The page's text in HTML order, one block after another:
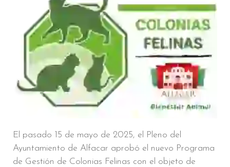
El pasado 15 de mayo de 2025, el Pleno del
Ayuntamiento de Alfacar aprobó el nuevo Programa
de Gestión de Colonias Felinas con el objeto de